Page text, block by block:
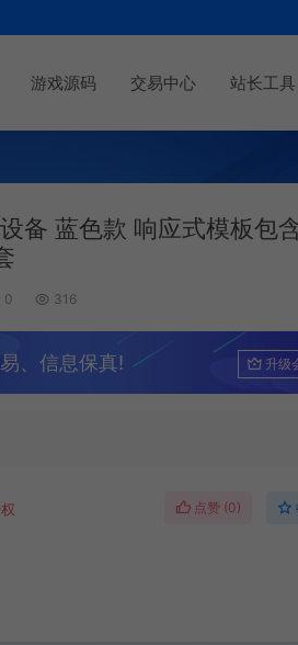
游戏源码 交易中心 站长工具
备 蓝色款 响应式模板包
0 316
、信息保真! 升级
点赞 (0)